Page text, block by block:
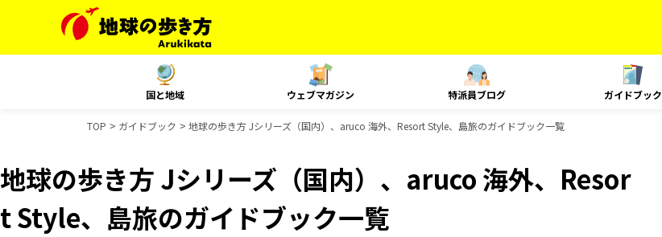
国と地域 ウェブマガジン 特派員ブログ ガイドブック
TOP ガイドブック 地球の歩き方 Jシリーズ（国内）、aruco 海外、Resort Style、島旅のガイドブック一覧
地球の歩き方 Jシリーズ（国内）、aruco 海外、Resor
t Style、島旅のガイドブック一覧